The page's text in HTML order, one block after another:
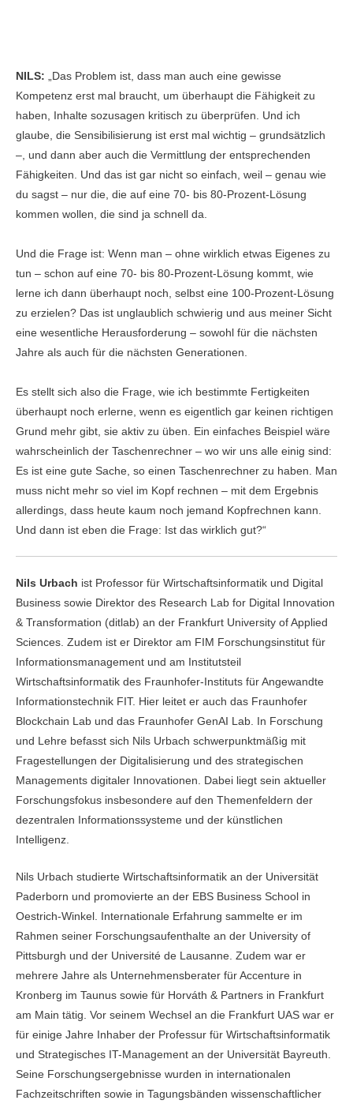
NILS:
„Das Problem ist, dass man auch eine gewisse
Kompetenz erst mal braucht, um überhaupt die Fähigkeit zu
haben, Inhalte sozusagen kritisch zu überprüfen. Und ich
glaube, die Sensibilisierung ist erst mal wichtig – grundsätzlich
–, und dann aber auch die Vermittlung der entsprechenden
Fähigkeiten. Und das ist gar nicht so einfach, weil – genau wie
du sagst – nur die, die auf eine 70- bis 80-Prozent-Lösung
kommen wollen, die sind ja schnell da.
Und die Frage ist: Wenn man – ohne wirklich etwas Eigenes zu
tun – schon auf eine 70- bis 80-Prozent-Lösung kommt, wie
lerne ich dann überhaupt noch, selbst eine 100-Prozent-Lösung
zu erzielen? Das ist unglaublich schwierig und aus meiner Sicht
eine wesentliche Herausforderung – sowohl für die nächsten
Jahre als auch für die nächsten Generationen.
Es stellt sich also die Frage, wie ich bestimmte Fertigkeiten
überhaupt noch erlerne, wenn es eigentlich gar keinen richtigen
Grund mehr gibt, sie aktiv zu üben. Ein einfaches Beispiel wäre
wahrscheinlich der Taschenrechner – wo wir uns alle einig sind:
Es ist eine gute Sache, so einen Taschenrechner zu haben. Man
muss nicht mehr so viel im Kopf rechnen – mit dem Ergebnis
allerdings, dass heute kaum noch jemand Kopfrechnen kann.
Und dann ist eben die Frage: Ist das wirklich gut?“
Nils Urbach ist Professor für Wirtschaftsinformatik und Digital
Business sowie Direktor des Research Lab for Digital Innovation
& Transformation (ditlab) an der Frankfurt University of Applied
Sciences. Zudem ist er Direktor am FIM Forschungsinstitut für
Informationsmanagement und am Institutsteil
Wirtschaftsinformatik des Fraunhofer-Instituts für Angewandte
Informationstechnik FIT. Hier leitet er auch das Fraunhofer
Blockchain Lab und das Fraunhofer GenAI Lab. In Forschung
und Lehre befasst sich Nils Urbach schwerpunktmäßig mit
Fragestellungen der Digitalisierung und des strategischen
Managements digitaler Innovationen. Dabei liegt sein aktueller
Forschungsfokus insbesondere auf den Themenfeldern der
dezentralen Informationssysteme und der künstlichen
Intelligenz.
Nils Urbach studierte Wirtschaftsinformatik an der Universität
Paderborn und promovierte an der EBS Business School in
Oestrich-Winkel. Internationale Erfahrung sammelte er im
Rahmen seiner Forschungsaufenthalte an der University of
Pittsburgh und der Université de Lausanne. Zudem war er
mehrere Jahre als Unternehmensberater für Accenture in
Kronberg im Taunus sowie für Horváth & Partners in Frankfurt
am Main tätig. Vor seinem Wechsel an die Frankfurt UAS war er
für einige Jahre Inhaber der Professur für Wirtschaftsinformatik
und Strategisches IT-Management an der Universität Bayreuth.
Seine Forschungsergebnisse wurden in internationalen
Fachzeitschriften sowie in Tagungsbänden wissenschaftlicher